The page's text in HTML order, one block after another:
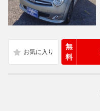
無
料